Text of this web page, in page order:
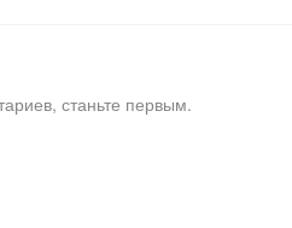
станьте первым.